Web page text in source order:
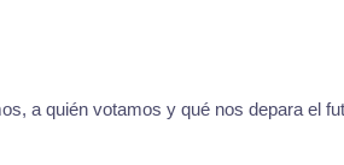
a quién votamos y qué nos depara el